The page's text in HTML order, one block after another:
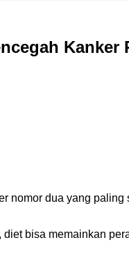
Kanker
nomor dua yang
diet bisa memainkan